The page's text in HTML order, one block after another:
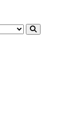
учебники на